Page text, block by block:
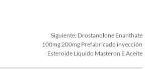
Siguiente: Drostanolone Enanthate
100mg 200mg Prefabricado inyección
Esteroide Líquido Masteron E Aceite